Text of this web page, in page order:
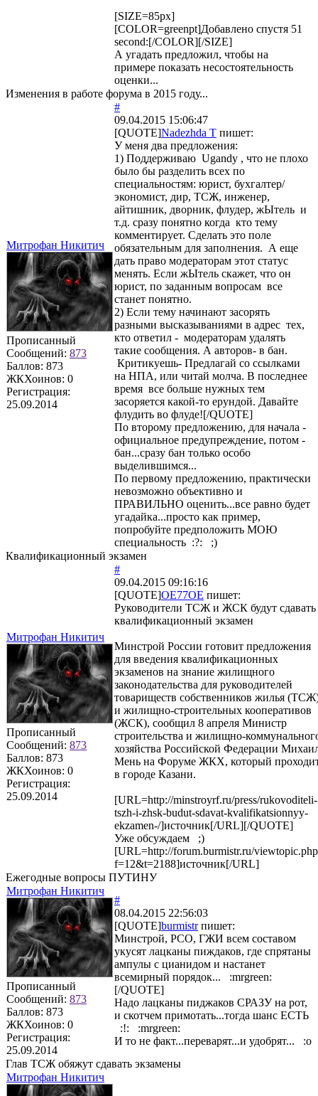
[SIZE=85px]
[COLOR=greenpt]Добавлено спустя 51
second:[/COLOR][/SIZE]
А угадать предложил, чтобы на
примере показать несостоятельность
оценки...
Изменения в работе форума в 2015 году...
Митрофан Никитич
Прописанный
Сообщений: 873
Баллов: 873
ЖКХоинов: 0
Регистрация:
25.09.2014
#
09.04.2015 15:06:47
[QUOTE]Nadezhda T пишет:
У меня два предложения:
1) Поддерживаю Ugandу , что не плохо
было бы разделить всех по
специальностям: юрист, бухгалтер/
экономист, дир, ТСЖ, инженер,
айтишник, дворник, флудер, жЫтель и
т.д. сразу понятно когда кто тему
комментирует. Сделать это поле
обязательным для заполнения. А еще
дать право модераторам этот статус
менять. Если жЫтель скажет, что он
юрист, по заданным вопросам все
станет понятно.
2) Если тему начинают засорять
разными высказываниями в адрес тех,
кто ответил - модераторам удалять
такие сообщения. А авторов- в бан.
Критикуешь- Предлагай со ссылками
на НПА, или читай молча. В последнее
время все больше нужных тем
засоряется какой-то ерундой. Давайте
флудить во флуде![/QUOTE]
По второму предложению, для начала -
официальное предупреждение, потом -
бан...сразу бан только особо
выделившимся...
По первому предложению, практически
невозможно объективно и
ПРАВИЛЬНО оценить...все равно будет
угадайка...просто как пример,
попробуйте предположить МОЮ
специальность :?: ;)
Квалификационный экзамен
Митрофан Никитич
Прописанный
Сообщений: 873
Баллов: 873
ЖКХоинов: 0
Регистрация:
25.09.2014
#
09.04.2015 09:16:16
[QUOTE]OE77OE пишет:
Руководители ТСЖ и ЖСК будут сдавать
квалификационный экзамен
Минстрой России готовит предложения
для введения квалификационных
экзаменов на знание жилищного
законодательства для руководителей
товариществ собственников жилья
и жилищно-строительных кооперативов
(ЖСК), сообщил 8 апреля Министр
строительства и жилищно-
хозяйства Российской Федерации
Мень на Форуме ЖКХ, который
в городе Казани.
[URL=http://minstroyrf.ru/press/rukovoditeli-
tszh-i-zhsk-budut-sdavat-kvalifikatsionnyy-
ekzamen-/]источник[/URL][/QUOTE]
Уже обсуждаем ;)
[URL=http://forum.burmistr.ru/
f=12&t=2188]источник[/URL]
Ежегодные вопросы ПУТИНУ
Митрофан Никитич
Прописанный
Сообщений: 873
Баллов: 873
ЖКХоинов: 0
Регистрация:
25.09.2014
#
08.04.2015 22:56:03
[QUOTE]burmistrпишет:
Минстрой, РСО, ГЖИ всем составом
укусят лацканы пиждаков, где спрятаны
ампулы с цианидом и настанет
всемирный порядок... :mrgreen:
[/QUOTE]
Надо лацканы пиджаков СРАЗУ на рот,
и скотчем примотать...тогда шанс ЕСТЬ
:!: :mrgreen:
И то не факт...переварят...и удобрят... :o
Глав ТСЖ обяжут сдавать экзамены
Митрофан Никитич